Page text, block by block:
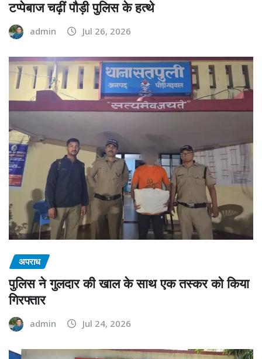
टप्पेबाज चढ़ीं पौड़ी पुलिस के हत्थे
admin Jul 26, 2026
अपराध
पुलिस ने गुलदार की खाल के साथ एक तस्कर को किया
गिरफ्तार
admin Jul 24, 2026